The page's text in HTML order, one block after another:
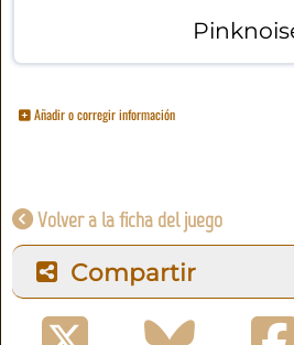
Añadir o corregir información
Volver a la ficha del juego
Compartir